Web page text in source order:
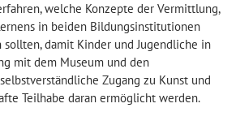
welche Konzepte der Vermittlung,
in beiden Bildungsinstitutionen
damit Kinder und Jugendliche in
mit dem Museum und den
Zugang zu Kunst und
Teilhabe daran ermöglicht werden.